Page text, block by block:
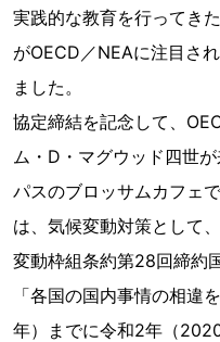
実践的な教育を行ってき
がOECD／NEAに注目さ
ました。
協定締結を記念して、
ム・D・マグウッド四世
パスのブロッサムカフェ
は、気候変動対策として
変動枠組条約第28回締約
「各国の国内事情の相違
年）までに令和2年（